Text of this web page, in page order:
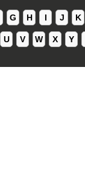
G H I J K
U V W X Y